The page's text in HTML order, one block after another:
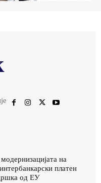
на
платен
од ЕУ